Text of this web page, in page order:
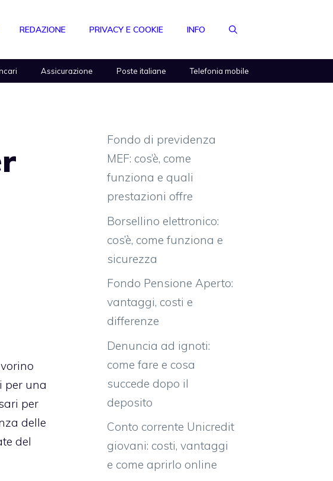
REDAZIONE PRIVACY E COOKIE INFO
Assicurazione Poste italiane Telefonia mobile
per una
per
delle
del
Fondo di previdenza
MEF: cos’è, come
funziona e quali
prestazioni offre
Borsellino elettronico:
cos’è, come funziona e
sicurezza
Fondo Pensione Aperto:
vantaggi, costi e
differenze
Denuncia ad ignoti:
come fare e cosa
succede dopo il
deposito
Conto corrente Unicredit
giovani: costi, vantaggi
e come aprirlo online